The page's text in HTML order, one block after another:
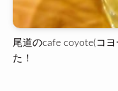
尾道のcafe coyote(コ
た！